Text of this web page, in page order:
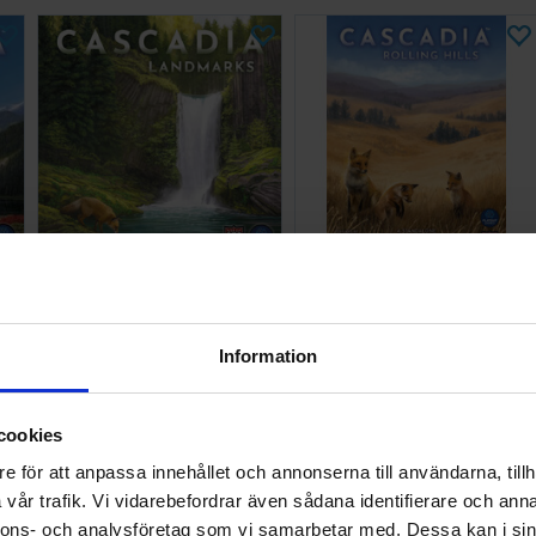
Information
för att anpassa innehållet och annonserna till användarna,
trafik. Vi vidarebefordrar även sådana identifierare och
och analysföretag som vi samarbetar med. Dessa kan i
I lager:20+
och placerar djurbrickor för att skapa
poäng baserat på djurmönster och
– och måste balansera både nuvarande
🎯
Cascadia
lugna men
djup i hur du